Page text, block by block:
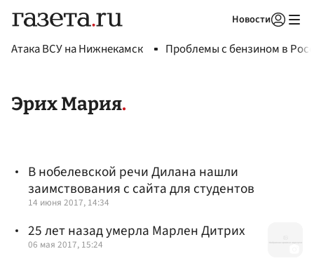
Новости
Атака ВСУ на Нижнекамск Проблемы с бензином в
Эрих Мария
В нобелевской речи Дилана нашли
заимствования с сайта для студентов
14 июня 2017, 14:34
25 лет назад умерла Марлен Дитрих
06 мая 2017, 15:24